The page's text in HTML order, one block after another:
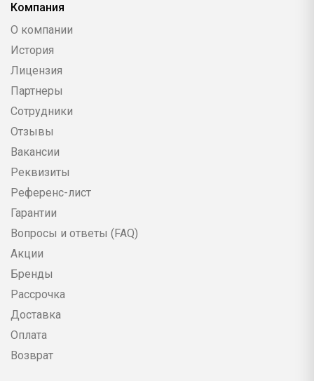
Компания
О компании
История
Лицензия
Партнеры
Сотрудники
Отзывы
Вакансии
Реквизиты
Референс-лист
Гарантии
Вопросы и ответы (FAQ)
Акции
Бренды
Рассрочка
Доставка
Оплата
Возврат